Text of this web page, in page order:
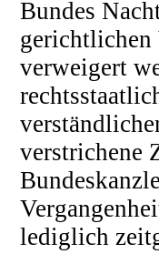
Bundes
gerichtlichen
verweigert
verstrichene
lediglich